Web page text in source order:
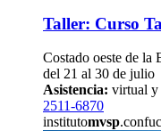
Taller: Curso
Costado oeste de la
del 21 al 30 de julio
Asistencia: virtual y
2511-6870
institutomvsp